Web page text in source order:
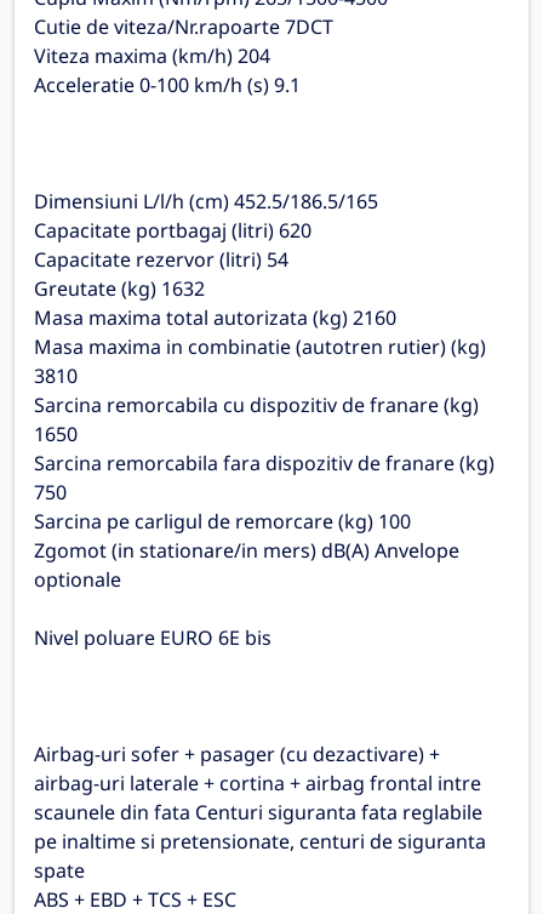
Cutie de viteza/Nr.rapoarte 7DCT
Viteza maxima (km/h) 204
Acceleratie 0-100 km/h (s) 9.1
Dimensiuni L/l/h (cm) 452.5/186.5/165
Capacitate portbagaj (litri) 620
Capacitate rezervor (litri) 54
Greutate (kg) 1632
Masa maxima total autorizata (kg) 2160
Masa maxima in combinatie (autotren rutier) (kg)
3810
Sarcina remorcabila cu dispozitiv de franare (kg)
1650
Sarcina remorcabila fara dispozitiv de franare (kg)
750
Sarcina pe carligul de remorcare (kg) 100
Zgomot (in stationare/in mers) dB(A) Anvelope
optionale
Nivel poluare EURO 6E bis
Airbag-uri sofer + pasager (cu dezactivare) +
airbag-uri laterale + cortina + airbag frontal intre
scaunele din fata Centuri siguranta fata reglabile
pe inaltime si pretensionate, centuri de siguranta
spate
ABS + EBD + TCS + ESC